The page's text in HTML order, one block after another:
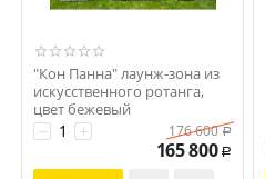
"Кон Панна" лаунж-зона из
искусственного ротанга,
цвет бежевый
Код: УТ-00002196
+
− 176 600 Р
165 800 Р